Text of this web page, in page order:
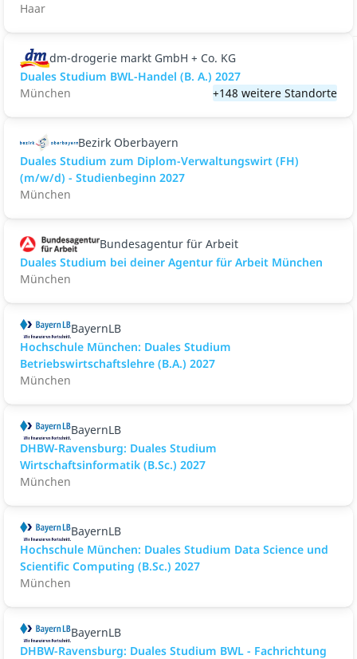
Haar
dm-drogerie markt GmbH + Co. KG
Duales Studium BWL-Handel (B. A.) 2027
München
+148 weitere Standorte
Bezirk Oberbayern
Duales Studium zum Diplom-Verwaltungswirt (FH)
(m/w/d) - Studienbeginn 2027
München
Bundesagentur für Arbeit
Duales Studium bei deiner Agentur für Arbeit München
München
BayernLB
Hochschule München: Duales Studium
Betriebswirtschaftslehre (B.A.) 2027
München
BayernLB
DHBW-Ravensburg: Duales Studium
Wirtschaftsinformatik (B.Sc.) 2027
München
BayernLB
Hochschule München: Duales Studium Data Science und
Scientific Computing (B.Sc.) 2027
München
BayernLB
DHBW-Ravensburg: Duales Studium BWL - Fachrichtung